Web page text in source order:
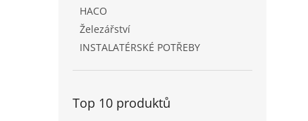
HACO
Železářství
INSTALATÉRSKÉ POTŘEBY
Top 10 produktů